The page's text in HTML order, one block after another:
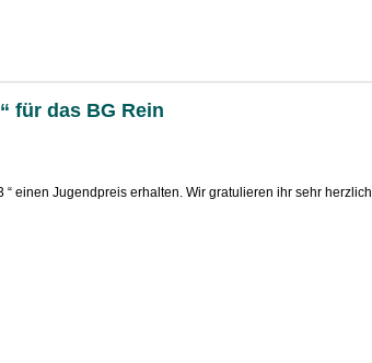
für das BG Rein
einen Jugendpreis erhalten. Wir gratulieren ihr sehr herzlich.